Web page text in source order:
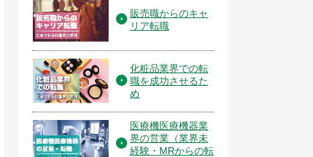
販売職からのキャ
リア転職
化粧品業界での転
職を成功させるた
め
医療機医療機器業
界の営業（業界未
経験・MRからの転